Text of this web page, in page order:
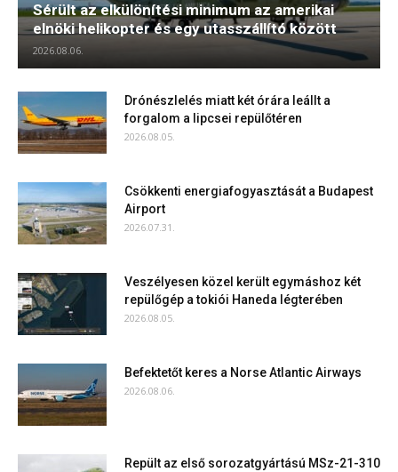
Sérült az elkülönítési minimum az amerikai
elnöki helikopter és egy utasszállító között
2026.08.06.
Drónészlelés miatt két órára leállt a
forgalom a lipcsei repülőtéren
2026.08.05.
Csökkenti energiafogyasztását a Budapest
Airport
2026.07.31.
Veszélyesen közel került egymáshoz két
repülőgép a tokiói Haneda légterében
2026.08.05.
Befektetőt keres a Norse Atlantic Airways
2026.08.06.
Repült az első sorozatgyártású MSz-21-310